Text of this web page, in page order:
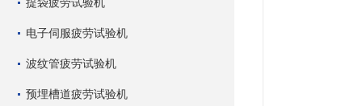
电子伺服疲劳试验机
波纹管疲劳试验机
预埋槽道疲劳试验机